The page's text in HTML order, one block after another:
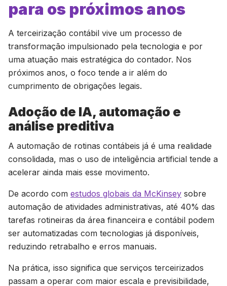
para os próximos anos
A terceirização contábil vive um processo de
transformação impulsionado pela tecnologia e por
uma atuação mais estratégica do contador. Nos
próximos anos, o foco tende a ir além do
cumprimento de obrigações legais.
Adoção de IA, automação e
análise preditiva
A automação de rotinas contábeis já é uma realidade
consolidada, mas o uso de inteligência artificial tende a
acelerar ainda mais esse movimento.
De acordo com estudos globais da McKinsey sobre
automação de atividades administrativas, até 40% das
tarefas rotineiras da área financeira e contábil podem
ser automatizadas com tecnologias já disponíveis,
reduzindo retrabalho e erros manuais.
Na prática, isso significa que serviços terceirizados
passam a operar com maior escala e previsibilidade,